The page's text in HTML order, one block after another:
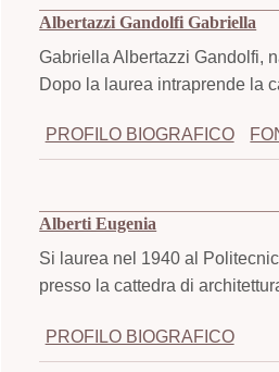
Albertazzi Gandolfi Gabriella
Gabriella Albertazzi Gandolfi,
Dopo la laurea intraprende la
PROFILO BIOGRAFICO
Alberti Eugenia
Si laurea nel 1940 al
presso la cattedra di
PROFILO BIOGRAFICO